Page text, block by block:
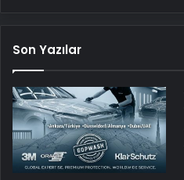
Son Yazılar